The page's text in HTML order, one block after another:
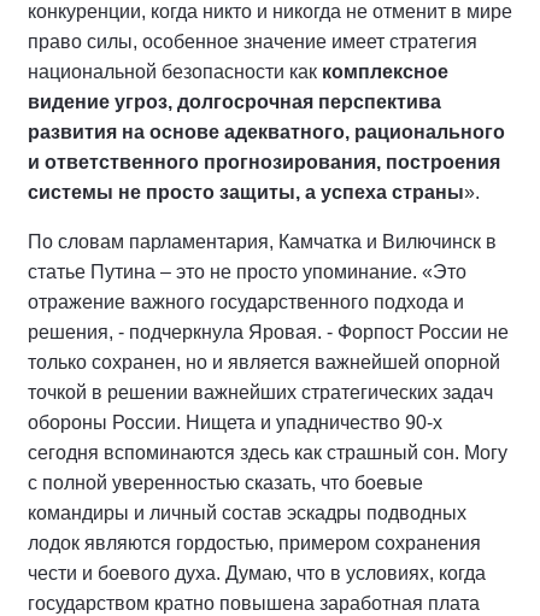
конкуренции, когда никто и никогда не отменит в мире
право силы, особенное значение имеет стратегия
национальной безопасности как комплексное
видение угроз, долгосрочная перспектива
развития на основе адекватного, рационального
и ответственного прогнозирования, построения
системы не просто защиты, а успеха страны».
По словам парламентария, Камчатка и Вилючинск в
статье Путина – это не просто упоминание. «Это
отражение важного государственного подхода и
решения, - подчеркнула Яровая. - Форпост России не
только сохранен, но и является важнейшей опорной
точкой в решении важнейших стратегических задач
обороны России. Нищета и упадничество 90-х
сегодня вспоминаются здесь как страшный сон. Могу
с полной уверенностью сказать, что боевые
командиры и личный состав эскадры подводных
лодок являются гордостью, примером сохранения
чести и боевого духа. Думаю, что в условиях, когда
государством кратно повышена заработная плата